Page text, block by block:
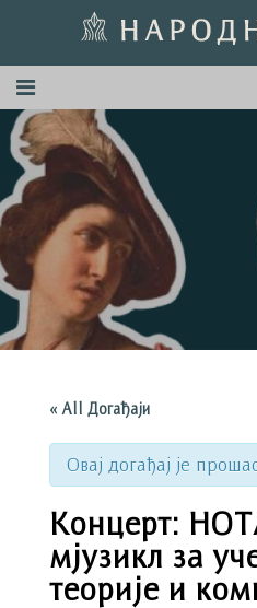
« All Догађаји
Овај догађај је
Концерт:
мјузикл за
теорије и